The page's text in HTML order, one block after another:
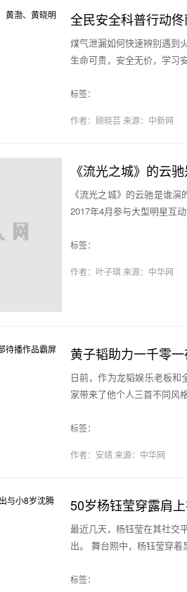
全民安全科普行动
煤气泄漏如何快速辨别遇到
生命可贵，安全无价，学习
标签：
作者：顾晓芸来源：中新网
《流光之城》的云
《流光之城》的云驰是谁
2017年4月参与大型明星互
标签：
作者：叶子琪来源：中华网
黄子韬助力一千零
日前，作为龙韬娱乐老板
家带来了他个人三首不同
标签：
作者：安靖来源：中华网
50岁杨钰莹穿露肩
最近几天，杨钰莹在其社交
出。 舞台照中，杨钰莹穿
标签：